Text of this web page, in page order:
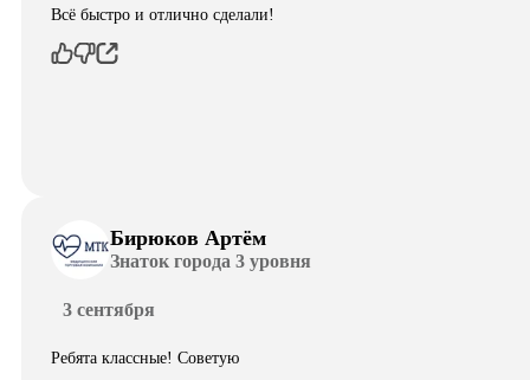
Всё быстро и отлично сделали!
Бирюков Артём
Знаток города 3 уровня
3 сентября
Ребята классные! Советую